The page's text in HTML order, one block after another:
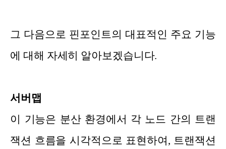
그 다음으로 핀포인트의 대표적인 주요 기능
에 대해 자세히 알아보겠습니다.
서버맵
이 기능은 분산 환경에서 각 노드 간의 트랜
잭션 흐름을 시각적으로 표현하여, 트랜잭션